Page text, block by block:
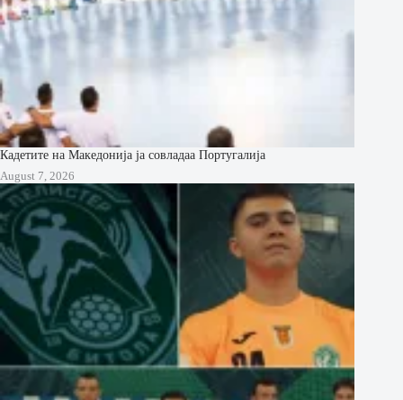
Кадетите на Македонија ја совладаа Португалија
August 7, 2026